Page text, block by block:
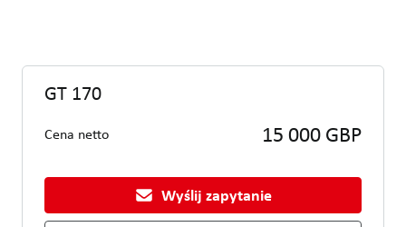
GT 170
Cena netto 15 000 GBP
Wyślij zapytanie